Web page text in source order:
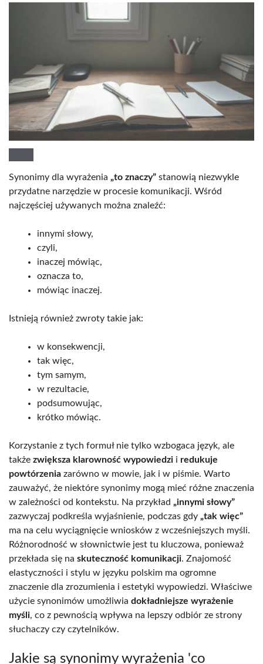
Synonimy dla wyrażenia „to znaczy” stanowią niezwykle
przydatne narzędzie w procesie komunikacji. Wśród
najczęściej używanych można znaleźć:
innymi słowy,
czyli,
inaczej mówiąc,
oznacza to,
mówiąc inaczej.
Istnieją również zwroty takie jak:
w konsekwencji,
tak więc,
tym samym,
w rezultacie,
podsumowując,
krótko mówiąc.
Korzystanie z tych formuł nie tylko wzbogaca język, ale
także zwiększa klarowność wypowiedzi i redukuje
powtórzenia zarówno w mowie, jak i w piśmie. Warto
zauważyć, że niektóre synonimy mogą mieć różne znaczenia
w zależności od kontekstu. Na przykład „innymi słowy”
zazwyczaj podkreśla wyjaśnienie, podczas gdy „tak więc”
ma na celu wyciągnięcie wniosków z wcześniejszych myśli.
Różnorodność w słownictwie jest tu kluczowa, ponieważ
przekłada się na skuteczność komunikacji. Znajomość
elastyczności i stylu w języku polskim ma ogromne
znaczenie dla zrozumienia i estetyki wypowiedzi. Właściwe
użycie synonimów umożliwia dokładniejsze wyrażenie
myśli, co z pewnością wpływa na lepszy odbiór ze strony
słuchaczy czy czytelników.
Jakie są synonimy wyrażenia 'co